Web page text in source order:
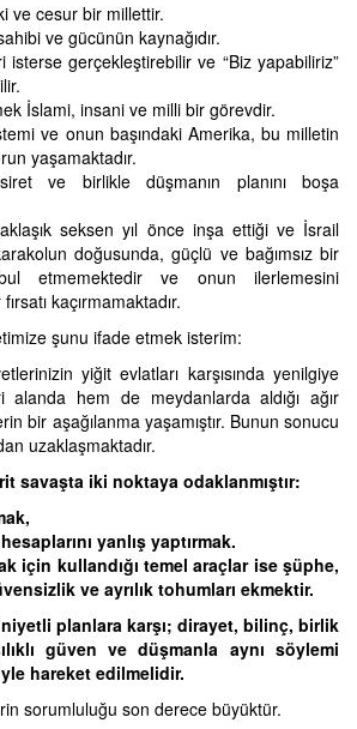
ve cesur bir millettir.
ve gücünün kaynağıdır.
isterse gerçekleştirebilir ve “Biz yapabiliriz”
İslami, insani ve milli bir görevdir.
ve onun başındaki Amerika, bu milletin
yaşamaktadır.
ve birlikle düşmanın planını boşa
seksen yıl önce inşa ettiği ve İsrail
doğusunda, güçlü ve bağımsız bir
etmemektedir ve onun ilerlemesini
kaçırmamaktadır.
şunu ifade etmek isterim:
yiğit evlatları karşısında yenilgiye
alanda hem de meydanlarda aldığı ağır
bir aşağılanma yaşamıştır. Bunun sonucu
uzaklaşmaktadır.
savaşta iki noktaya odaklanmıştır:
yanlış yaptırmak.
için kullandığı temel araçlar ise şüphe,
ve ayrılık tohumları ekmektir.
niyetli planlara karşı; dirayet, bilinç, birlik
güven ve düşmanla aynı söylemi
hareket edilmelidir.
sorumluluğu son derece büyüktür.